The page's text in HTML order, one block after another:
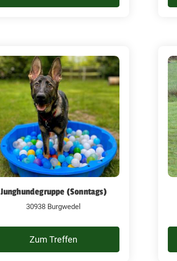
Junghundegruppe (Sonntags)
30938 Burgwedel
Zum Treffen